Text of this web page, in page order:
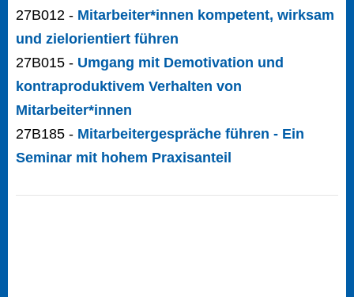
27B012 - Mitarbeiter*innen kompetent, wirksam
und zielorientiert führen
27B015 - Umgang mit Demotivation und
kontraproduktivem Verhalten von
Mitarbeiter*innen
27B185 - Mitarbeitergespräche führen - Ein
Seminar mit hohem Praxisanteil